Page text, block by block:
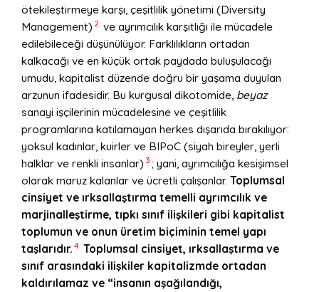
ötekileştirmeye karşı, çeşitlilik yönetimi (Diversity
Management) 2 ve ayrımcılık karşıtlığı ile mücadele
edilebileceği düşünülüyor. Farklılıkların ortadan
kalkacağı ve en küçük ortak paydada buluşulacağı
umudu, kapitalist düzende doğru bir yaşama duyulan
arzunun ifadesidir. Bu kurgusal dikotomide, beyaz
sanayi işçilerinin mücadelesine ve çeşitlilik
programlarına katılamayan herkes dışarıda bırakılıyor:
yoksul kadınlar, kuirler ve BIPoC (siyah bireyler, yerli
halklar ve renkli insanlar) 3 ; yani, ayrımcılığa kesişimsel
olarak maruz kalanlar ve ücretli çalışanlar. Toplumsal
cinsiyet ve ırksallaştırma temelli ayrımcılık ve
marjinalleştirme, tıpkı sınıf ilişkileri gibi kapitalist
toplumun ve onun üretim biçiminin temel yapı
taşlarıdır. 4 Toplumsal cinsiyet, ırksallaştırma ve
sınıf arasındaki ilişkiler kapitalizmde ortadan
kaldırılamaz ve “insanın aşağılandığı,